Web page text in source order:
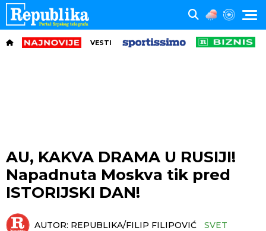
VESTI
AU, KAKVA DRAMA U RUSIJI!
Napadnuta Moskva tik pred
ISTORIJSKI DAN!
AUTOR: REPUBLIKA/FILIP FILIPOVIĆ SVET